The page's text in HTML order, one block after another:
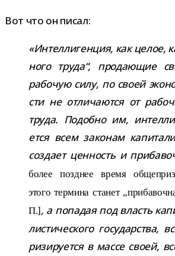
Вот что он писал:
«Интеллигенция, как целое,
ного труда“, про­да­ю­щие
рабо­чую силу, по своей
сти не отли­ча­ются от
труда. Подобно им,
ется всем зако­нам
создает цен­ность и
более позд­нее время
этого тер­мина ста­нет
П.], а попа­дая под власть
ли­сти­че­ского госу­дар­ства,
ри­зи­ру­ется в массе своей,